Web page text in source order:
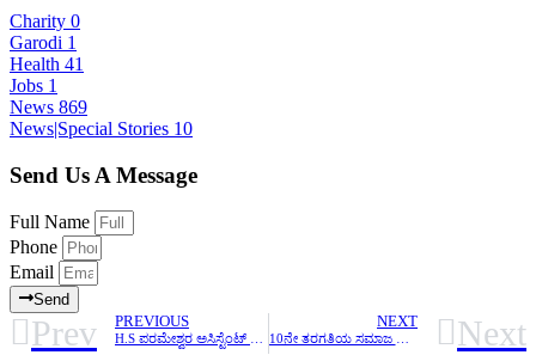
Charity 0
Garodi 1
Health 41
Jobs 1
News 869
News|Special Stories 10
Send Us A Message
Full Name
Phone
Email
Send
Prev PREVIOUS NEXT Next